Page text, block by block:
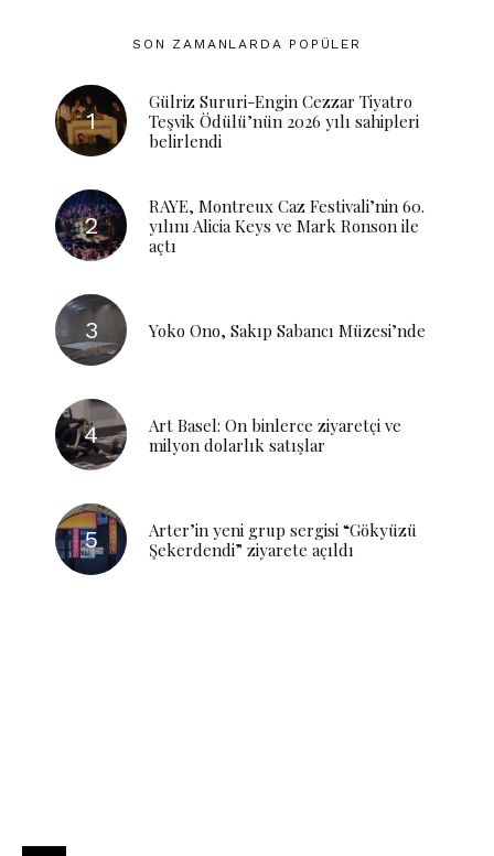
SON ZAMANLARDA POPÜLER
Gülriz Sururi-Engin Cezzar Tiyatro
Teşvik Ödülü’nün 2026 yılı sahipleri
belirlendi
RAYE, Montreux Caz Festivali’nin 60.
yılını Alicia Keys ve Mark Ronson ile
açtı
Yoko Ono, Sakıp Sabancı Müzesi’nde
Art Basel: On binlerce ziyaretçi ve
milyon dolarlık satışlar
Arter’in yeni grup sergisi “Gökyüzü
Şekerdendi” ziyarete açıldı